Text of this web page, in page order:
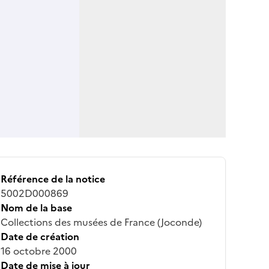
Référence de la notice
5002D000869
Nom de la base
Collections des musées de France (Joconde)
Date de création
16 octobre 2000
Date de mise à jour